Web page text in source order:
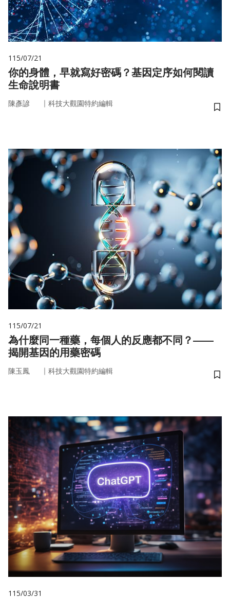
115/07/21
你的身體，早就寫好密碼？基因定序如何閱讀
生命說明書
陳彥諺 ｜ 科技大觀園特約編輯
儲
115/07/21
為什麼同一種藥，每個人的反應都不同？——
揭開基因的用藥密碼
陳玉鳳 ｜ 科技大觀園特約編輯
儲
115/03/31